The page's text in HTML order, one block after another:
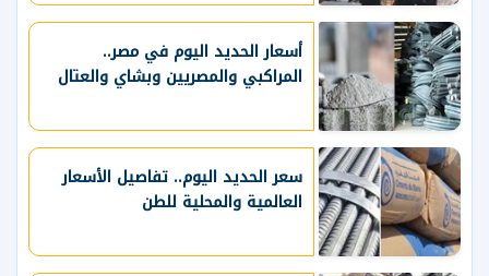
أسعار الحديد اليوم في مصر..
المراكبي والمصريين وبشاي والعتال
سعر الحديد اليوم.. تفاصيل الأسعار
العالمية والمحلية للطن